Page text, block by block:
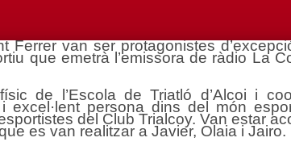
van ser protagonistes
que emetrà l’emissora de ràdio La
de l’Escola de Triatló d’Alcoi i
excel·lent persona dins del món
del Club Trialcoy. Van estar
es van realitzar a Javier, Olaia i Jairo.